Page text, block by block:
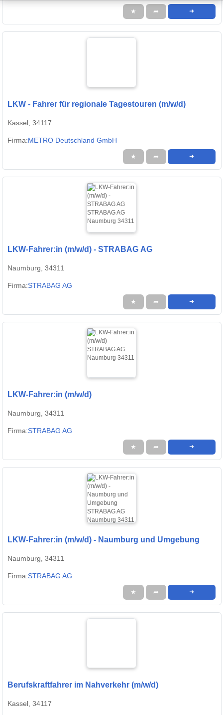
★ ➦ ➜
LKW - Fahrer für regionale Tagestouren (m/w/d)
Kassel, 34117
Firma:METRO Deutschland GmbH
★ ➦ ➜
LKW-Fahrer:in (m/w/d) - STRABAG AG
Naumburg, 34311
Firma:STRABAG AG
★ ➦ ➜
LKW-Fahrer:in (m/w/d)
Naumburg, 34311
Firma:STRABAG AG
★ ➦ ➜
LKW-Fahrer:in (m/w/d) - Naumburg und Umgebung
Naumburg, 34311
Firma:STRABAG AG
★ ➦ ➜
Berufskraftfahrer im Nahverkehr (m/w/d)
Kassel, 34117